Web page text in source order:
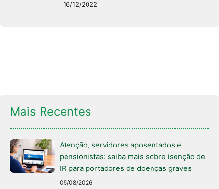
16/12/2022
Mais Recentes
Atenção, servidores aposentados e
pensionistas: saiba mais sobre isenção de
IR para portadores de doenças graves
05/08/2026